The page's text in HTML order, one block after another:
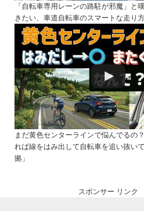
「自転車専用レーンの路駐が邪魔」と
きたい、車道自転車のスマートな走り
まだ黄色センターラインで悩んでるの
れば線をはみ出して自転車を追い抜い
拠」
スポンサー リンク